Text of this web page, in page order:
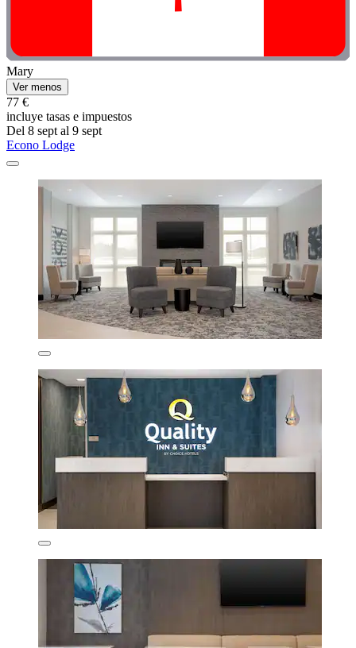
Mary
Ver menos
77 €
incluye tasas e impuestos
Del 8 sept al 9 sept
Econo Lodge